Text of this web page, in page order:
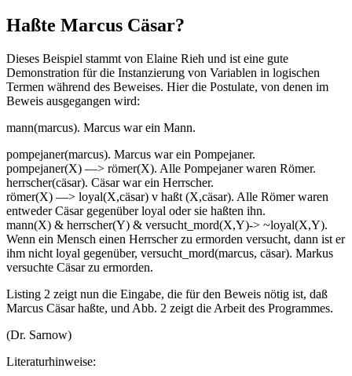
Haßte Marcus Cäsar?
Dieses Beispiel stammt von Elaine Rieh und ist eine gute
Demonstration für die Instanzierung von Variablen in logischen
Termen während des Beweises. Hier die Postulate, von denen im
Beweis ausgegangen wird:
mann(marcus). Marcus war ein Mann.
pompejaner(marcus). Marcus war ein Pompejaner.
pompejaner(X) —> römer(X). Alle Pompejaner waren Römer.
herrscher(cäsar). Cäsar war ein Herrscher.
römer(X) —> loyal(X,cäsar) v haßt (X,cäsar). Alle Römer waren
entweder Cäsar gegenüber loyal oder sie haßten ihn.
mann(X) & herrscher(Y) & versucht_mord(X,Y)-> ~loyal(X,Y).
Wenn ein Mensch einen Herrscher zu ermorden versucht, dann ist er
ihm nicht loyal gegenüber, versucht_mord(marcus, cäsar). Markus
versuchte Cäsar zu ermorden.
Listing 2 zeigt nun die Eingabe, die für den Beweis nötig ist, daß
Marcus Cäsar haßte, und Abb. 2 zeigt die Arbeit des Programmes.
(Dr. Sarnow)
Literaturhinweise: